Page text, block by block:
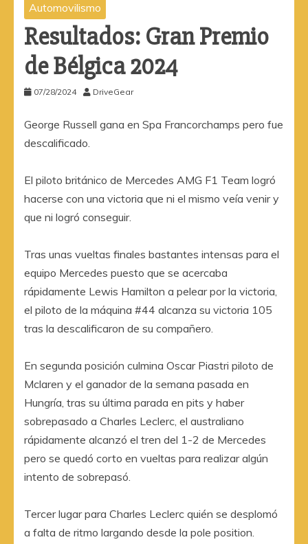
Automovilismo
Resultados: Gran Premio
de Bélgica 2024
07/28/2024 DriveGear
George Russell gana en Spa Francorchamps pero fue
descalificado.
El piloto británico de Mercedes AMG F1 Team logró
hacerse con una victoria que ni el mismo veía venir y
que ni logró conseguir.
Tras unas vueltas finales bastantes intensas para el
equipo Mercedes puesto que se acercaba
rápidamente Lewis Hamilton a pelear por la victoria,
el piloto de la máquina #44 alcanza su victoria 105
tras la descalificaron de su compañero.
En segunda posición culmina Oscar Piastri piloto de
Mclaren y el ganador de la semana pasada en
Hungría, tras su última parada en pits y haber
sobrepasado a Charles Leclerc, el australiano
rápidamente alcanzó el tren del 1-2 de Mercedes
pero se quedó corto en vueltas para realizar algún
intento de sobrepasó.
Tercer lugar para Charles Leclerc quién se desplomó
a falta de ritmo largando desde la pole position.